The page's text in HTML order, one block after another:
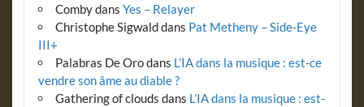
Combydans Yes – Relayer
Christophe Sigwalddans Pat Metheny – Side-Eye
III+
Palabras De Orodans L’IA dans la musique : est-ce
vendre son âme au diable ?
Gathering of clouds dans L’IA dans la musique : est-